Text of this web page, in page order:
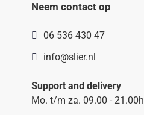
Neem contact op
06 536 430 47
info@slier.nl
Support and delivery
Mo. t/m za. 09.00 - 21.00h